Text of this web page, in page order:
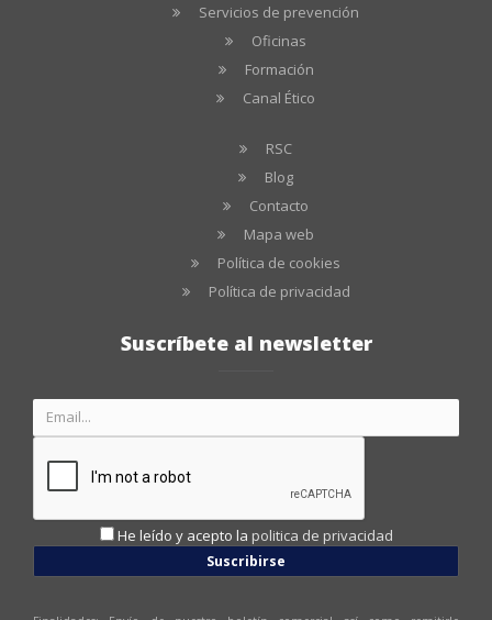
Servicios de prevención
Oficinas
Formación
Canal Ético
RSC
Blog
Contacto
Mapa web
Política de cookies
Política de privacidad
Suscríbete al newsletter
He leído y acepto la politica de privacidad
Suscribirse